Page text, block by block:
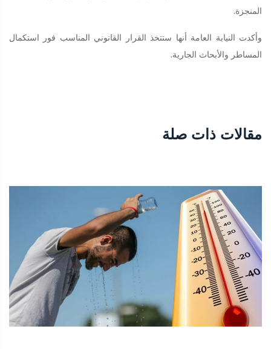
المنجزة.
وأكدت النيابة العامة أنها ستتخذ القرار القانوني المناسب فور استكمال
المساطر والأبحاث الجارية.
مقالات ذات صلة